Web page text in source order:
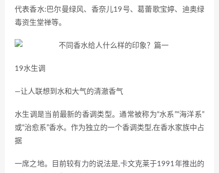
代表香水:巴尔曼绿风、香奈儿19号、葛蕾歌宝婷、迪奥绿
毒资生堂禅等。
19水生调
—让人联想到水和大气的清澈香气
水生调是当前最新的香调类型。通常被称为“水系”“海洋系”
或“治愈系”香水。作为独立的一个香调类型,在香水家族中占
据
一席之地。目前较有力的说法是,卡文克莱于1991年推出的